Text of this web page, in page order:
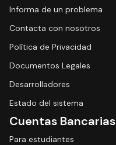
Informa de un problema
Contacta con nosotros
Política de Privacidad
Documentos Legales
Desarrolladores
Estado del sistema
Cuentas Bancarias
Para estudiantes